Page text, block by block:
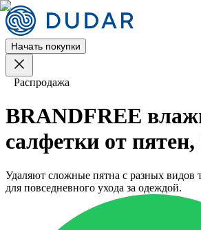
Начать покупки
Распродажа
BRANDFREE
салфетки от пятен,
Удаляют сложные пятна с разных видов
для повседневного ухода за одеждой.